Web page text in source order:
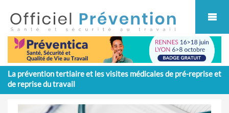
La prévention tertiaire et les visites médicales de pré-reprise et
de reprise du travail